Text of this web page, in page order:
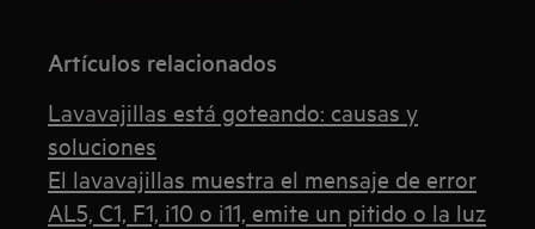
Artículos relacionados
Lavavajillas está goteando: causas y
soluciones
El lavavajillas muestra el mensaje de error
AL5, C1, F1, i10 o i11, emite un pitido o la luz